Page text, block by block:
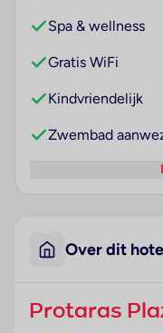
Spa & wellness
Gratis WiFi
Kindvriendelijk
Zwembad
Over dit
Protaras